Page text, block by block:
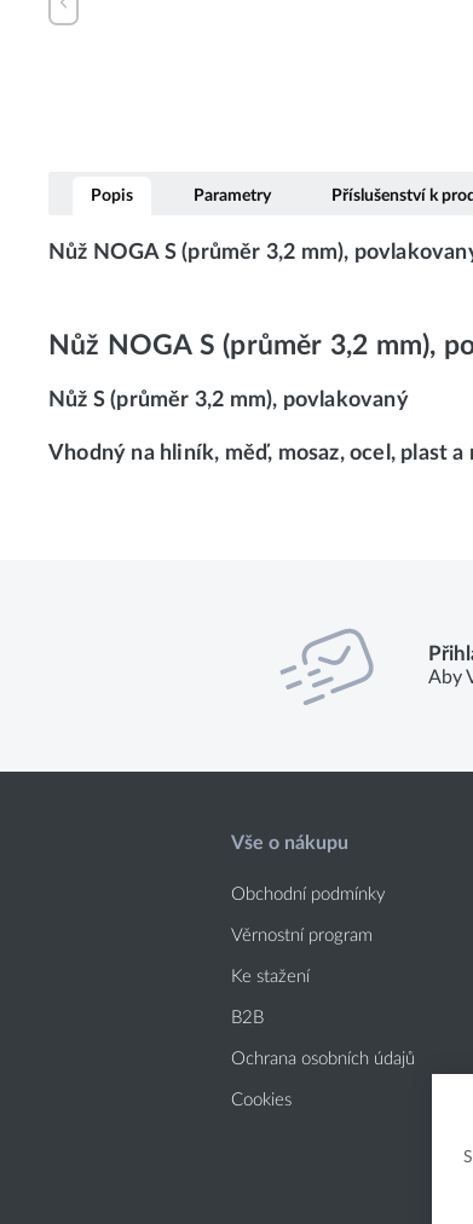
Popis Parametry Příslušenství k
Nůž NOGA S (průměr 3,2 mm),
Nůž NOGA S (průměr 3,2 mm),
Nůž S (průměr 3,2 mm), povlakovaný
Vhodný na hliník, měď, mosaz, ocel, plast a
Aby
Vše o nákupu
Obchodní podmínky
Věrnostní program
Ke stažení
B2B
Ochrana osobních údajů
Cookies